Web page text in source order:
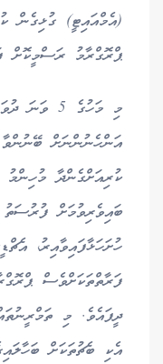
(އެމްއައިޓީ) ގުޅިގެން
ޕްރޮގްރާމު ރަސްމީކޮށް
މި މަހުގެ
އަންހެނުންނަށް
ކުރިއަށްގެންދާ މުހިންމު
ހުށަހަޅާފައިވާއިރު،
ފަރާތްތަކަށްވެސް
ދީފައެވެ. މި
އެކި ބެޗުތަކަށް